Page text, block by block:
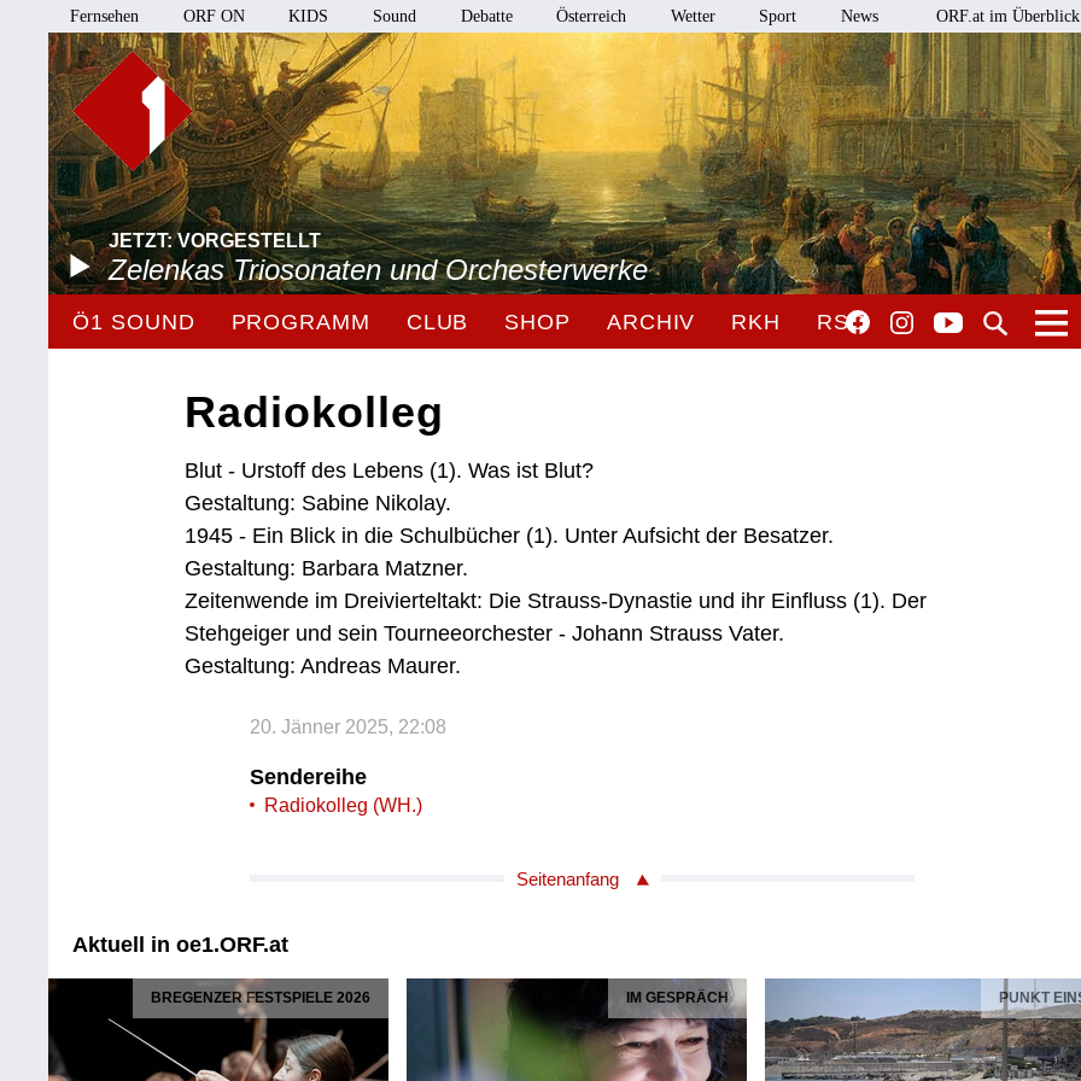
Fernsehen ORF ON KIDS Sound Debatte Österreich Wetter Sport News ORF.at im Überblick
JETZT: VORGESTELLT
Zelenkas Triosonaten und Orchesterwerke
Ö1 SOUND PROGRAMM CLUB SHOP ARCHIV RKH RSO
Radiokolleg
Blut - Urstoff des Lebens (1). Was ist Blut?
Gestaltung: Sabine Nikolay.
1945 - Ein Blick in die Schulbücher (1). Unter Aufsicht der Besatzer.
Gestaltung: Barbara Matzner.
Zeitenwende im Dreivierteltakt: Die Strauss-Dynastie und ihr Einfluss (1). Der
Stehgeiger und sein Tourneeorchester - Johann Strauss Vater.
Gestaltung: Andreas Maurer.
20. Jänner 2025, 22:08
Sendereihe
Radiokolleg (WH.)
Seitenanfang
Aktuell in oe1.ORF.at
BREGENZER FESTSPIELE 2026 IM GESPRÄCH PUNKT